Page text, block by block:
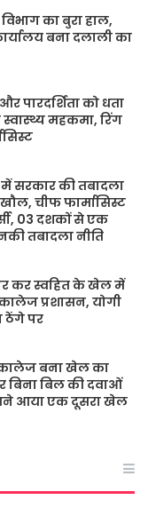
का बुरा हाल,
बना दलाली का
पारदर्शिता को धता
स्वास्थ्य महकमा, रिंग
सरकार की तबादला
चीफ फार्मासिस्ट
03 दशकों से एक
तबादला नीति
कर स्वहित के खेल में
प्रशासन, योगी
ठेंगे पर
बना खेल का
बिना बिल की दवाओं
आया एक दूसरा खेल